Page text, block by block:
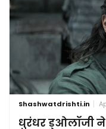
Shashwatdrishti.in
धुरंधर डुओलॉजी ने